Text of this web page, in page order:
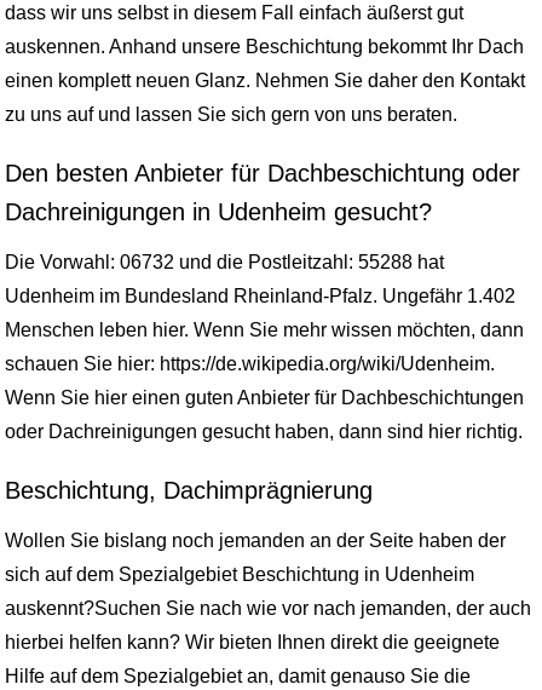
dass wir uns selbst in diesem Fall einfach äußerst gut
auskennen. Anhand unsere Beschichtung bekommt Ihr Dach
einen komplett neuen Glanz. Nehmen Sie daher den Kontakt
zu uns auf und lassen Sie sich gern von uns beraten.
Den besten Anbieter für Dachbeschichtung oder
Dachreinigungen in Udenheim gesucht?
Die Vorwahl: 06732 und die Postleitzahl: 55288 hat
Udenheim im Bundesland Rheinland-Pfalz. Ungefähr 1.402
Menschen leben hier. Wenn Sie mehr wissen möchten, dann
schauen Sie hier: https://de.wikipedia.org/wiki/Udenheim.
Wenn Sie hier einen guten Anbieter für Dachbeschichtungen
oder Dachreinigungen gesucht haben, dann sind hier richtig.
Beschichtung, Dachimprägnierung
Wollen Sie bislang noch jemanden an der Seite haben der
sich auf dem Spezialgebiet Beschichtung in Udenheim
auskennt?Suchen Sie nach wie vor nach jemanden, der auch
hierbei helfen kann? Wir bieten Ihnen direkt die geeignete
Hilfe auf dem Spezialgebiet an, damit genauso Sie die